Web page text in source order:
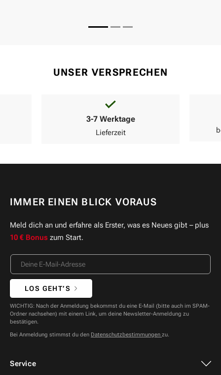
UNSER VERSPRECHEN
3-7 Werktage
Lieferzeit
Service
IMMER EINEN BLICK VORAUS
Meld dich an und erfahre als Erster, was es Neues gibt – plus
10 € Bonus zum Start.
LOS GEHT’S
WICHTIG: Nach der Anmeldung bekommst du eine E-Mail (bitte auch im SPAM-
Ordner nachsehen) mit einem Link, um deine Newsletter-Anmeldung zu
bestätigen.
Bei Anmeldung stimmst du den Datenschutzbestimmungen zu.